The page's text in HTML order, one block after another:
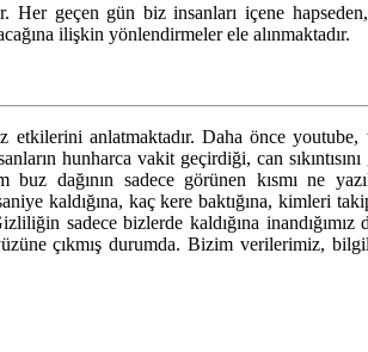
geçen gün biz insanları içene
ilişkin yönlendirmeler ele alınmaktadır.
anlatmaktadır. Daha önce
hunharca vakit geçirdiği, can
dağının sadece görünen kısmı ne
kaldığına, kaç kere baktığına, kimleri
sadece bizlerde kaldığına
çıkmış durumda. Bizim verilerimiz,